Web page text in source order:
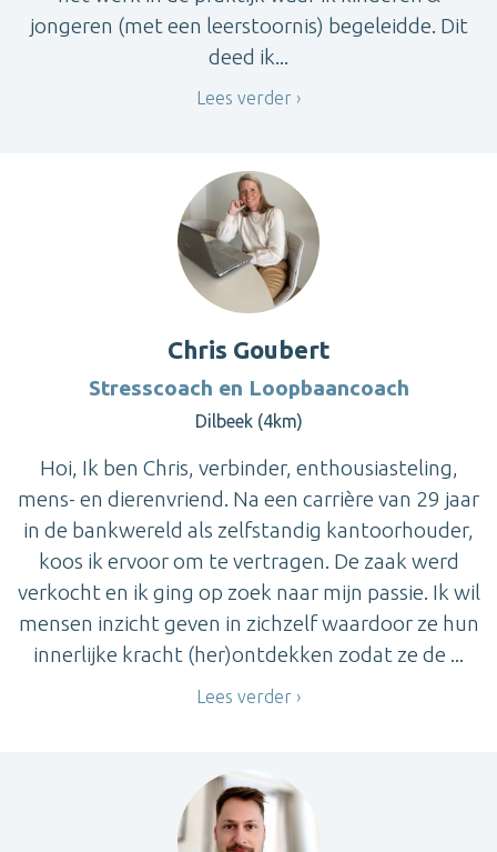
jongeren (met een leerstoornis) begeleidde. Dit
deed ik...
Lees verder
Chris Goubert
Stresscoach en Loopbaancoach
Dilbeek (4km)
Hoi, Ik ben Chris, verbinder, enthousiasteling,
mens- en dierenvriend. Na een carrière van 29 jaar
in de bankwereld als zelfstandig kantoorhouder,
koos ik ervoor om te vertragen. De zaak werd
verkocht en ik ging op zoek naar mijn passie. Ik wil
mensen inzicht geven in zichzelf waardoor ze hun
innerlijke kracht (her)ontdekken zodat ze de ...
Lees verder